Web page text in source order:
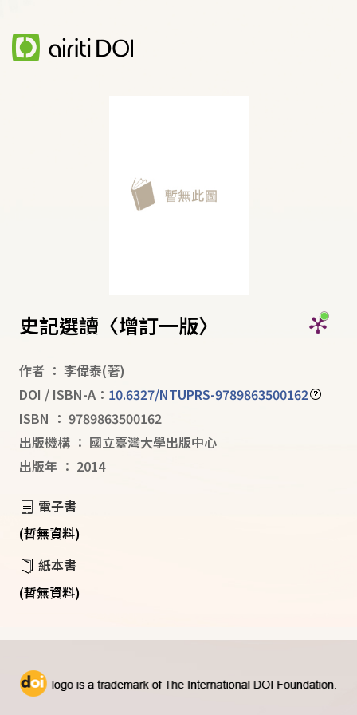
史記選讀〈增訂一版〉
作者 ： 李偉泰(著)
DOI / ISBN-A： 10.6327/NTUPRS-9789863500162
ISBN ： 9789863500162
出版機構 ： 國立臺灣大學出版中心
出版年 ： 2014
電子書
(暫無資料)
紙本書
(暫無資料)